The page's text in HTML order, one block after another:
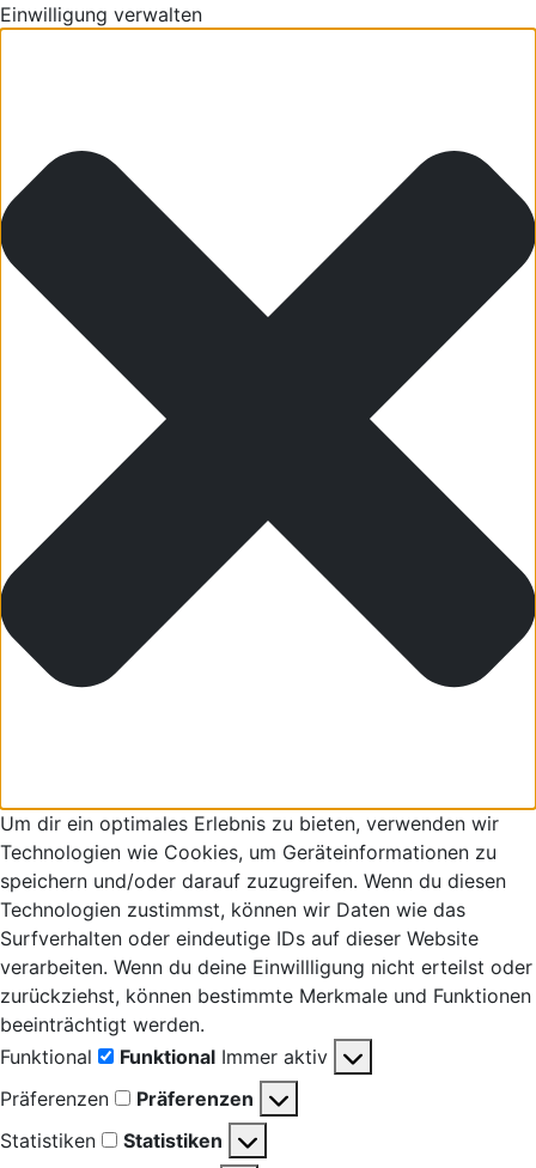
Einwilligung verwalten
Um dir ein optimales Erlebnis zu bieten, verwenden wir
Technologien wie Cookies, um Geräteinformationen zu
speichern und/oder darauf zuzugreifen. Wenn du diesen
Technologien zustimmst, können wir Daten wie das
Surfverhalten oder eindeutige IDs auf dieser Website
verarbeiten. Wenn du deine Einwillligung nicht erteilst oder
zurückziehst, können bestimmte Merkmale und Funktionen
beeinträchtigt werden.
Funktional
Funktional Immer aktiv
Präferenzen
Präferenzen
Statistiken
Statistiken